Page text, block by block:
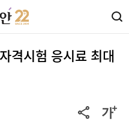
격시험 응시료 최대